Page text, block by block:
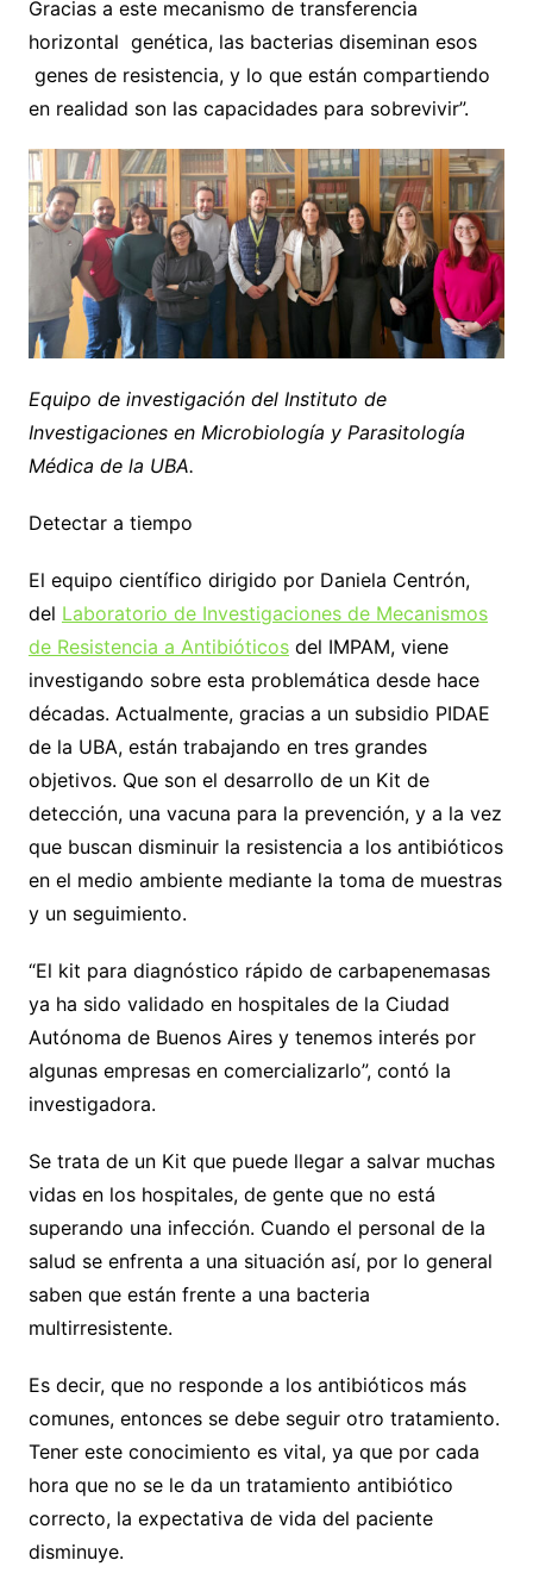
Gracias a este mecanismo de transferencia
horizontal genética, las bacterias diseminan esos
genes de resistencia, y lo que están compartiendo
en realidad son las capacidades para sobrevivir”.
Equipo de investigación del Instituto de
Investigaciones en Microbiología y Parasitología
Médica de la UBA.
Detectar a tiempo
El equipo científico dirigido por Daniela Centrón,
del Laboratorio de Investigaciones de Mecanismos
de Resistencia a Antibióticosdel IMPAM, viene
investigando sobre esta problemática desde hace
décadas. Actualmente, gracias a un subsidio PIDAE
de la UBA, están trabajando en tres grandes
objetivos. Que son el desarrollo de un Kit de
detección, una vacuna para la prevención, y a la vez
que buscan disminuir la resistencia a los antibióticos
en el medio ambiente mediante la toma de muestras
y un seguimiento.
“El kit para diagnóstico rápido de carbapenemasas
ya ha sido validado en hospitales de la Ciudad
Autónoma de Buenos Aires y tenemos interés por
algunas empresas en comercializarlo”, contó la
investigadora.
Se trata de un Kit que puede llegar a salvar muchas
vidas en los hospitales, de gente que no está
superando una infección. Cuando el personal de la
salud se enfrenta a una situación así, por lo general
saben que están frente a una bacteria
multirresistente.
Es decir, que no responde a los antibióticos más
comunes, entonces se debe seguir otro tratamiento.
Tener este conocimiento es vital, ya que por cada
hora que no se le da un tratamiento antibiótico
correcto, la expectativa de vida del paciente
disminuye.